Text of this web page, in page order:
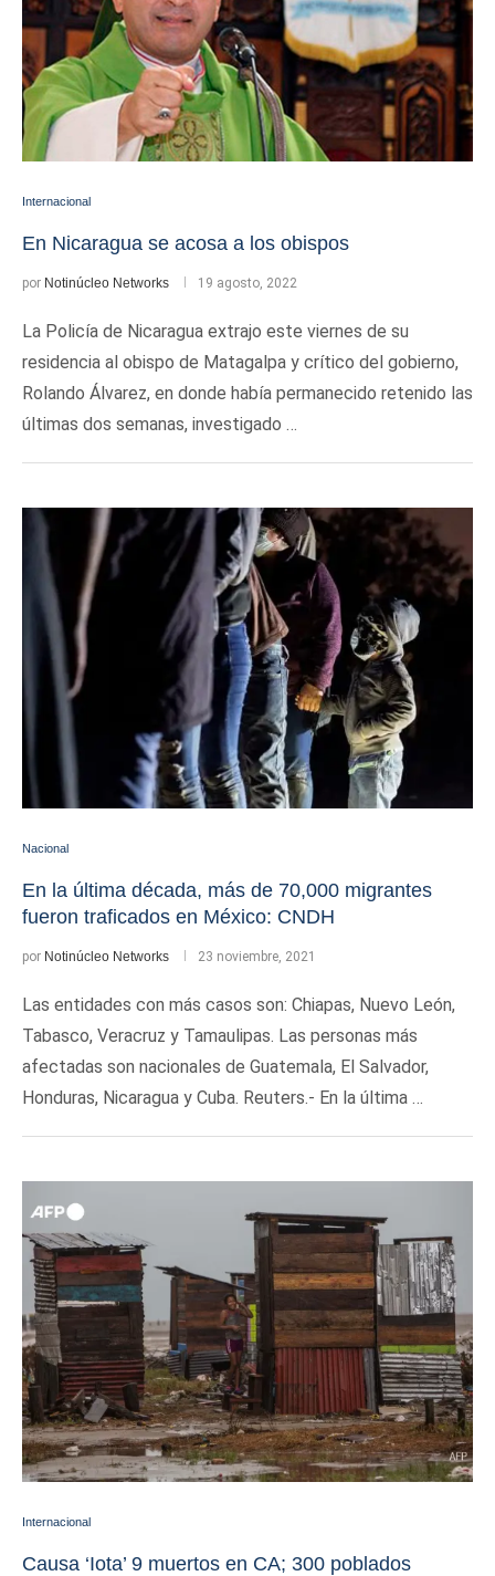
Internacional
En Nicaragua se acosa a los obispos
por Notinúcleo Networks 19 agosto, 2022
La Policía de Nicaragua extrajo este viernes de su
residencia al obispo de Matagalpa y crítico del gobierno,
Rolando Álvarez, en donde había permanecido retenido las
últimas dos semanas, investigado …
Nacional
En la última década, más de 70,000 migrantes
fueron traficados en México: CNDH
por Notinúcleo Networks 23 noviembre, 2021
Las entidades con más casos son: Chiapas, Nuevo León,
Tabasco, Veracruz y Tamaulipas. Las personas más
afectadas son nacionales de Guatemala, El Salvador,
Honduras, Nicaragua y Cuba. Reuters.- En la última …
Internacional
Causa ‘Iota’ 9 muertos en CA; 300 poblados